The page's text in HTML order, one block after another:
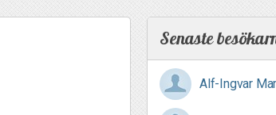
Senaste
Alf-Ingvar